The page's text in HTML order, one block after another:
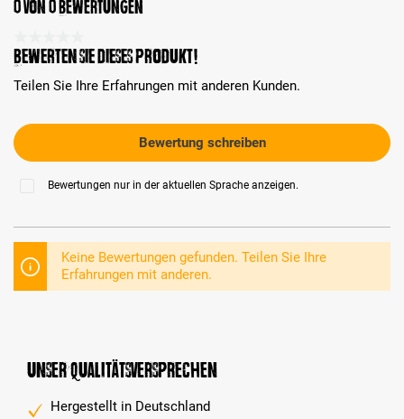
0 von 0 Bewertungen
Durchschnittliche Bewertung 0 von 5 Sternen
Bewerten Sie dieses Produkt!
Teilen Sie Ihre Erfahrungen mit anderen Kunden.
Bewertung schreiben
Bewertungen nur in der aktuellen Sprache anzeigen.
Keine Bewertungen gefunden. Teilen Sie Ihre
Erfahrungen mit anderen.
Unser Qualitätsversprechen
Hergestellt in Deutschland